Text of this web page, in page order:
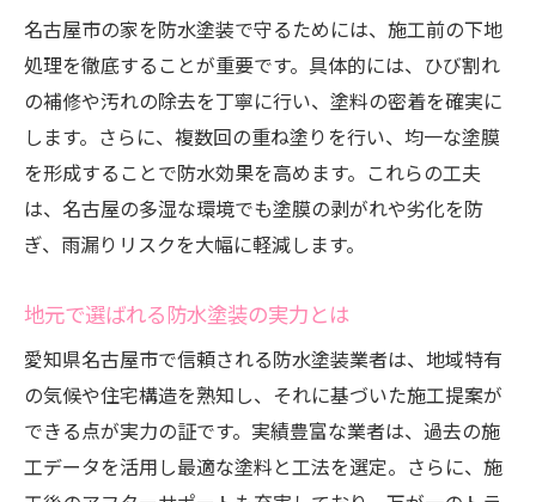
名古屋市の家を防水塗装で守るためには、施工前の下地
処理を徹底することが重要です。具体的には、ひび割れ
の補修や汚れの除去を丁寧に行い、塗料の密着を確実に
します。さらに、複数回の重ね塗りを行い、均一な塗膜
を形成することで防水効果を高めます。これらの工夫
は、名古屋の多湿な環境でも塗膜の剥がれや劣化を防
ぎ、雨漏りリスクを大幅に軽減します。
地元で選ばれる防水塗装の実力とは
愛知県名古屋市で信頼される防水塗装業者は、地域特有
の気候や住宅構造を熟知し、それに基づいた施工提案が
できる点が実力の証です。実績豊富な業者は、過去の施
工データを活用し最適な塗料と工法を選定。さらに、施